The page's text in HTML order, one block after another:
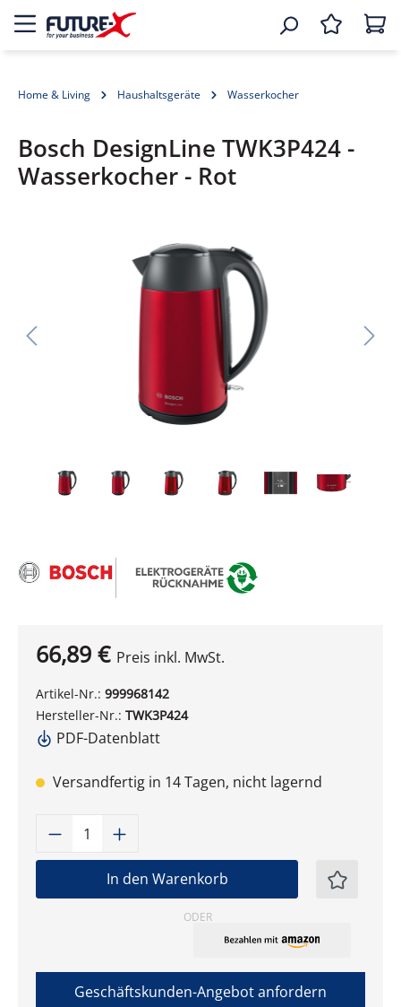
Home & Living Haushaltsgeräte Wasserkocher
Bosch DesignLine TWK3P424 -
Wasserkocher - Rot
Bildergalerie überspringen
66,89 € Preis inkl. MwSt.
Artikel-Nr.: 999968142
Hersteller-Nr.: TWK3P424
PDF-Datenblatt
Versandfertig in 14 Tagen, nicht lagernd
Produkt Anzahl: Gib den
In den Warenkorb
ODER
Geschäftskunden-Angebot anfordern